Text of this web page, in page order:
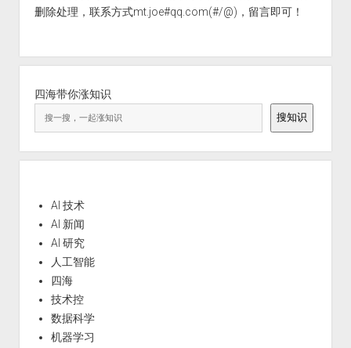
删除处理，联系方式mt.joe#qq.com(#/@)，留言即可！
四海带你涨知识
搜知识
AI 技术
AI 新闻
AI 研究
人工智能
四海
技术控
数据科学
机器学习